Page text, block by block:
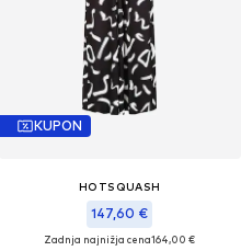
KUPON
HOTSQUASH
147,60 €
Zadnja najnižja cena164,00 €